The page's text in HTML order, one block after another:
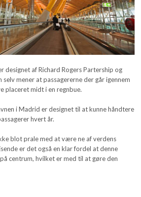
designet af Richard Rogers Partership og
mener at passagererne der går igennem
placeret midt i en regnbue.
i Madrid er designet til at kunne håndtere
hvert år.
blot prale med at være ne af verdens
er det også en klar fordel at denne
centrum, hvilket er med til at gøre den